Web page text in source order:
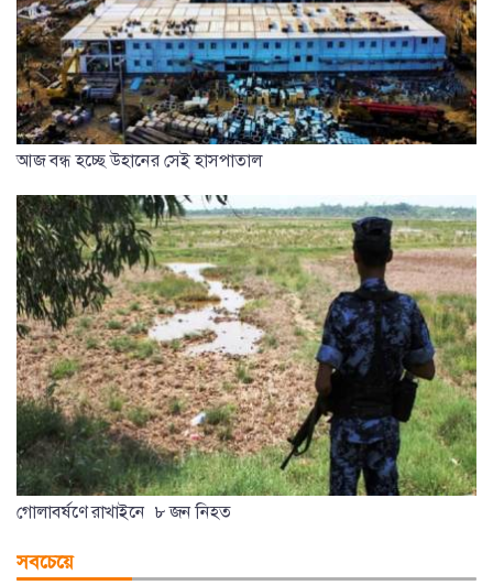
আজ বন্ধ হচ্ছে উহানের সেই হাসপাতাল
গোলাবর্ষণে রাখাইনে ৮ জন নিহত
সবচেয়ে